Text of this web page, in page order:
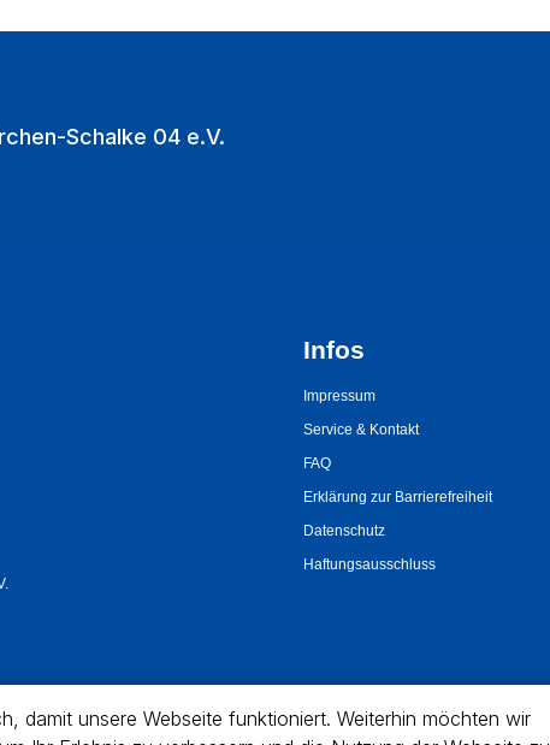
damit unsere Webseite funktioniert. Weiterhin möchten wir
Schalke 04 e.V.